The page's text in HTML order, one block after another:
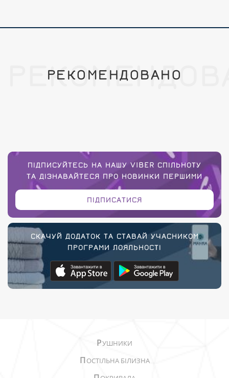
РЕКОМЕНДОВАНО
ПІДПИСУЙТЕСЬ НА НАШУ VIBER СПІЛЬНОТУ
ТА ДІЗНАВАЙТЕСЯ ПРО НОВИНКИ ПЕРШИМИ
ПІДПИСАТИСЯ
СКАЧУЙ ДОДАТОК ТА СТАВАЙ УЧАСНИКОМ
ПРОГРАМИ ЛОЯЛЬНОСТІ
РУШНИКИ
ПОСТІЛЬНА БІЛИЗНА